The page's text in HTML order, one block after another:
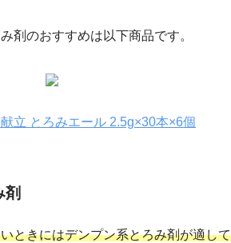
剤のおすすめは以下商品です。
立 とろみエール 2.5g×30本×6個
剤
ときにはデンプン系とろみ剤が適して